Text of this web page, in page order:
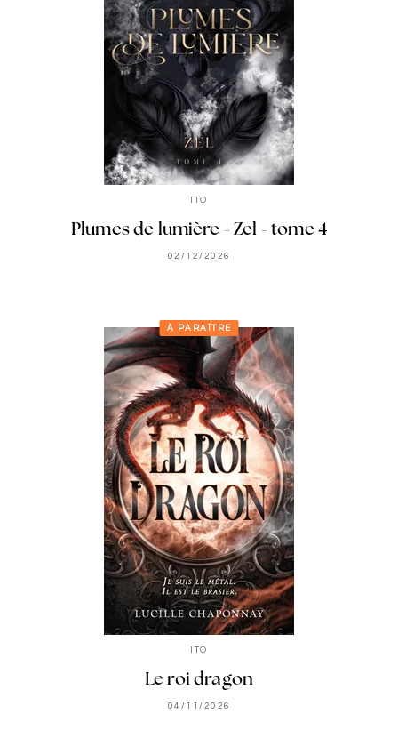
ITO
Plumes de lumière - Zel - tome 4
02/12/2026
À PARAÎTRE
ITO
Le roi dragon
04/11/2026